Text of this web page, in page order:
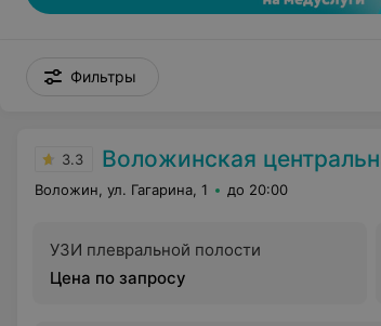
Фильтры
3.3 Воложинская
Воложин, ул. Гагарина, 1 до 20:00
УЗИ плевральной полости
Цена по запросу